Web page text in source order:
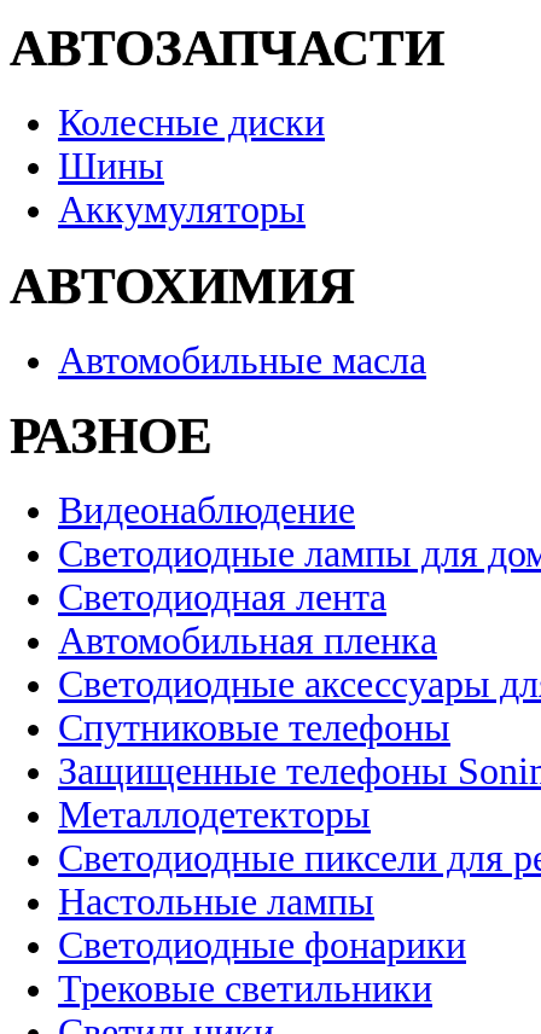
АВТОЗАПЧАСТИ
Колесные диски
Шины
Аккумуляторы
АВТОХИМИЯ
Автомобильные масла
РАЗНОЕ
Видеонаблюдение
Светодиодные лампы для
Светодиодная лента
Автомобильная пленка
Светодиодные аксессуары
Спутниковые телефоны
Защищенные телефоны
Металлодетекторы
Светодиодные пиксели для
Настольные лампы
Светодиодные фонарики
Трековые светильники